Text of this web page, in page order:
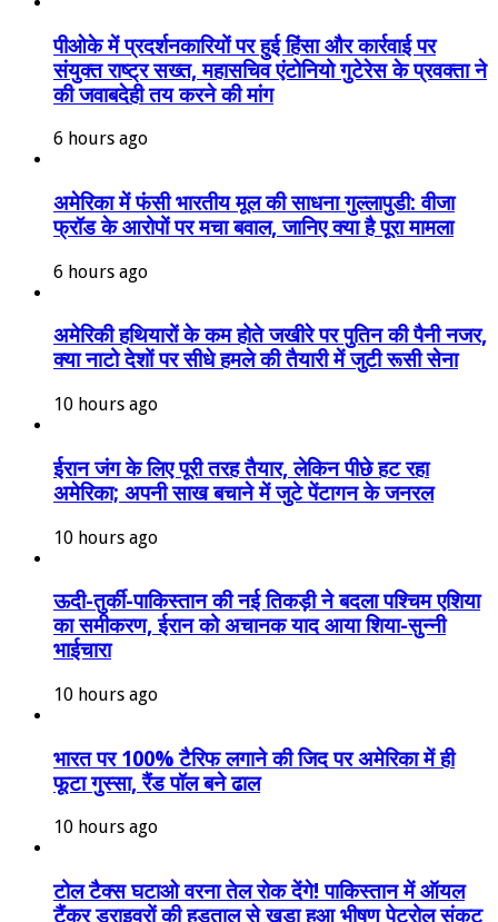
पीओके में प्रदर्शनकारियों पर हुई हिंसा और कार्रवाई पर
संयुक्त राष्ट्र सख्त, महासचिव एंटोनियो गुटेरेस के प्रवक्ता ने
की जवाबदेही तय करने की मांग
6 hours ago
अमेरिका में फंसी भारतीय मूल की साधना गुल्लापुडी: वीजा
फ्रॉड के आरोपों पर मचा बवाल, जानिए क्या है पूरा मामला
6 hours ago
अमेरिकी हथियारों के कम होते जखीरे पर पुतिन की पैनी नजर,
क्या नाटो देशों पर सीधे हमले की तैयारी में जुटी रूसी सेना
10 hours ago
ईरान जंग के लिए पूरी तरह तैयार, लेकिन पीछे हट रहा
अमेरिका; अपनी साख बचाने में जुटे पेंटागन के जनरल
10 hours ago
ऊदी-तुर्की-पाकिस्तान की नई तिकड़ी ने बदला पश्चिम एशिया
का समीकरण, ईरान को अचानक याद आया शिया-सुन्नी
भाईचारा
10 hours ago
भारत पर 100% टैरिफ लगाने की जिद पर अमेरिका में ही
फूटा गुस्सा, रैंड पॉल बने ढाल
10 hours ago
टोल टैक्स घटाओ वरना तेल रोक देंगे! पाकिस्तान में ऑयल
टैंकर ड्राइवरों की हड़ताल से खड़ा हुआ भीषण पेट्रोल संकट